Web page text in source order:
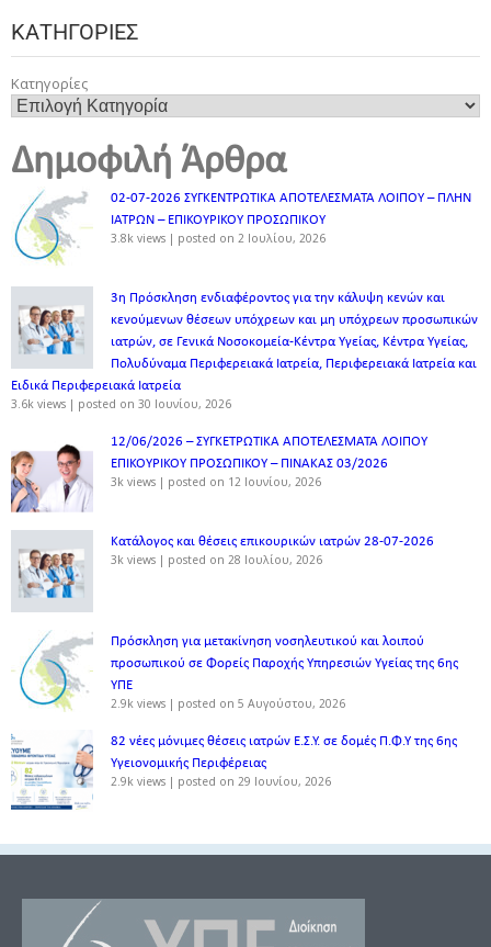
ΚΑΤΗΓΟΡΊΕΣ
Κατηγορίες
Δημοφιλή Άρθρα
02-07-2026 ΣΥΓΚΕΝΤΡΩΤΙΚΑ ΑΠΟΤΕΛΕΣΜΑΤΑ ΛΟΙΠΟΥ – ΠΛΗΝ
ΙΑΤΡΩΝ – ΕΠΙΚΟΥΡΙΚΟΥ ΠΡΟΣΩΠΙΚOY
3.8k views | posted on 2 Ιουλίου, 2026
3η Πρόσκληση ενδιαφέροντος για την κάλυψη κενών και
κενούμενων θέσεων υπόχρεων και μη υπόχρεων προσωπικών
ιατρών, σε Γενικά Νοσοκομεία-Κέντρα Υγείας, Κέντρα Υγείας,
Πολυδύναμα Περιφερειακά Ιατρεία, Περιφερειακά Ιατρεία και
Ειδικά Περιφερειακά Ιατρεία
3.6k views | posted on 30 Ιουνίου, 2026
12/06/2026 – ΣΥΓΚΕΤΡΩΤΙΚΑ ΑΠΟΤΕΛΕΣΜΑΤΑ ΛΟΙΠΟΥ
ΕΠΙΚΟΥΡΙΚΟΥ ΠΡΟΣΩΠΙΚΟΥ – ΠΙΝΑΚΑΣ 03/2026
3k views | posted on 12 Ιουνίου, 2026
Κατάλογος και θέσεις επικουρικών ιατρών 28-07-2026
3k views | posted on 28 Ιουλίου, 2026
Πρόσκληση για μετακίνηση νοσηλευτικού και λοιπού
προσωπικού σε Φορείς Παροχής Υπηρεσιών Υγείας της 6ης
ΥΠΕ
2.9k views | posted on 5 Αυγούστου, 2026
82 νέες μόνιμες θέσεις ιατρών Ε.Σ.Υ. σε δομές Π.Φ.Υ της 6ης
Υγειονομικής Περιφέρειας
2.9k views | posted on 29 Ιουνίου, 2026